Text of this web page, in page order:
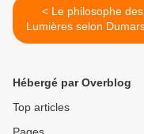
< Le philosophe des
Lumières selon
Hébergé par Overblog
Top articles